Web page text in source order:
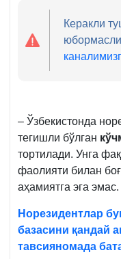
Керакли
– Ўзбекистонда
тегишли бўлган
тортилади. Унга
фаолияти билан
аҳамиятга эга эмас.
Норезидентлар
базасини қандай
тавсияномада